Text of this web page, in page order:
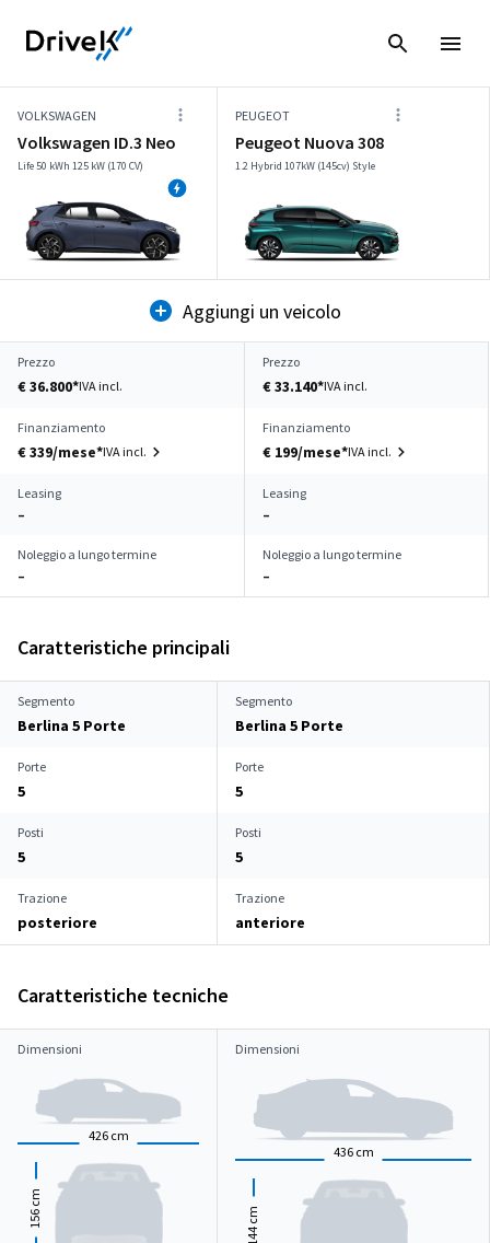
VOLKSWAGEN
Volkswagen ID.3 Neo
Life 50 kWh 125 kW (170 CV)
PEUGEOT
Peugeot Nuova 308
1.2 Hybrid 107kW (145cv) Style
Aggiungi un veicolo
Prezzo
€ 36.800*IVA incl.
Prezzo
€ 33.140*IVA incl.
Finanziamento
€ 339/mese*IVA incl.
Finanziamento
€ 199/mese*IVA incl.
Leasing
–
Leasing
–
Noleggio a lungo termine
–
Noleggio a lungo termine
–
Caratteristiche principali
Segmento
Berlina 5 Porte
Segmento
Berlina 5 Porte
Porte
5
Porte
5
Posti
5
Posti
5
Trazione
posteriore
Trazione
anteriore
Caratteristiche tecniche
Dimensioni
426 cm
156
cm
Dimensioni
436 cm
144
cm